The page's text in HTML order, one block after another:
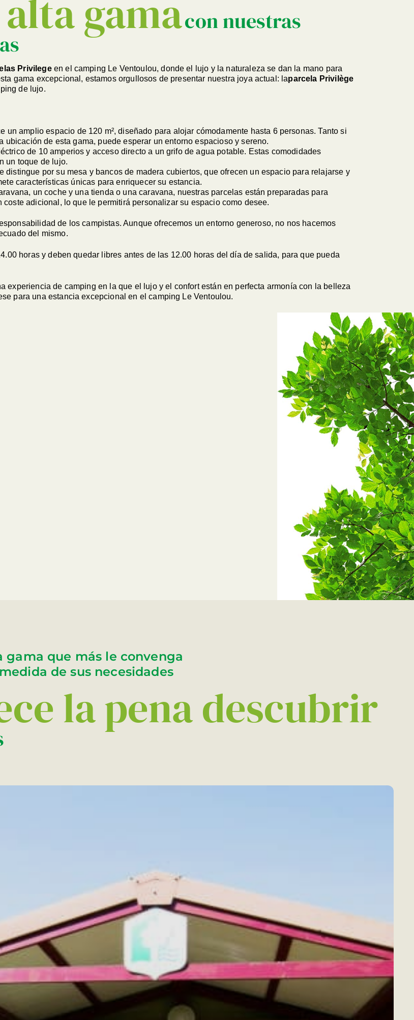
gamacon nuestras
Privilegeen el camping Le Ventoulou, donde el lujo y la naturaleza se dan la mano para
gama excepcional, estamos orgullosos de presentar nuestra joya actual: laparcela Privilège
de lujo.
un amplio espacio de 120 m², diseñado para alojar cómodamente hasta 6 personas. Tanto si
de esta gama, puede esperar un entorno espacioso y sereno.
de 10 amperios y acceso directo a un grifo de agua potable. Estas comodidades
un toque de lujo.
distingue por su mesa y bancos de madera cubiertos, que ofrecen un espacio para relajarse y
características únicas para enriquecer su estancia.
un coche y una tienda o una caravana, nuestras parcelas están preparadas para
adicional, lo que le permitirá personalizar su espacio como desee.
de los campistas. Aunque ofrecemos un entorno generoso, no nos hacemos
del mismo.
horas y deben quedar libres antes de las 12.00 horas del día de salida, para que pueda
experiencia de camping en la que el lujo y el confort están en perfecta armonía con la belleza
para una estancia excepcional en el camping Le Ventoulou.
gama que más le convenga
de sus necesidades
la pena descubrir